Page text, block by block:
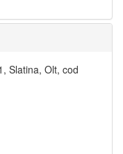
Slatina, Olt, cod